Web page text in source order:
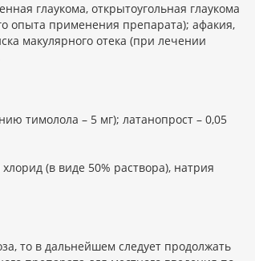
глаукома, открытоугольная глаукома
опыта применения препарата); афакия,
макулярного отека (при лечении
тимолола – 5 мг); латанопрост – 0,05
(в виде 50% раствора), натрия
то в дальнейшем следует продолжать